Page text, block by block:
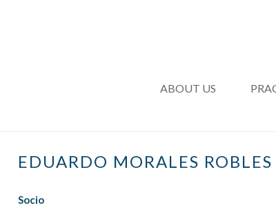
ABOUT US
EDUARDO MORALES ROBLES
Socio